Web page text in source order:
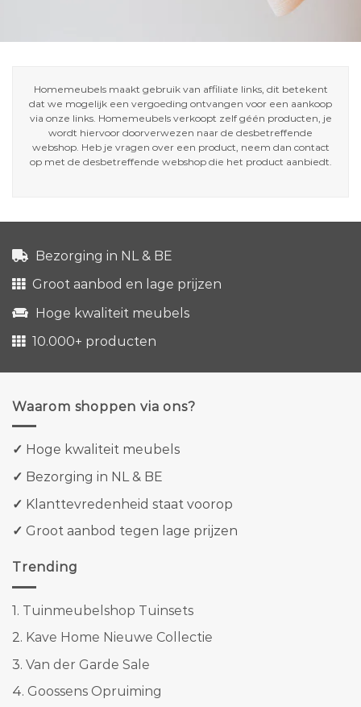
Homemeubels maakt gebruik van affiliate links, dit betekent
dat we mogelijk een vergoeding ontvangen voor een aankoop
via onze links. Homemeubels verkoopt zelf géén producten, je
wordt hiervoor doorverwezen naar de desbetreffende
webshop. Heb je vragen over een product, neem dan contact
op met de desbetreffende webshop die het product aanbiedt.
Bezorging in NL & BE
Groot aanbod en lage prijzen
Hoge kwaliteit meubels
10.000+ producten
Waarom shoppen via ons?
✓ Hoge kwaliteit meubels
✓ Bezorging in NL & BE
✓ Klanttevredenheid staat voorop
✓ Groot aanbod tegen lage prijzen
Trending
1. Tuinmeubelshop Tuinsets
2. Kave Home Nieuwe Collectie
3. Van der Garde Sale
4. Goossens Opruiming